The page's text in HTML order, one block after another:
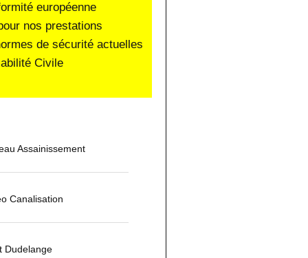
européenne
nos prestations
de sécurité actuelles
Civile
Assainissement
Canalisation
Dudelange